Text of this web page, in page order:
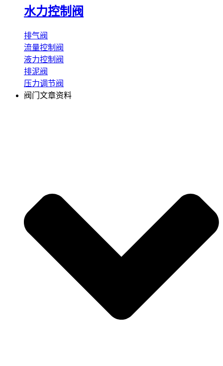
水力控制阀
排气阀
流量控制阀
液力控制阀
排泥阀
压力调节阀
阀门文章资料